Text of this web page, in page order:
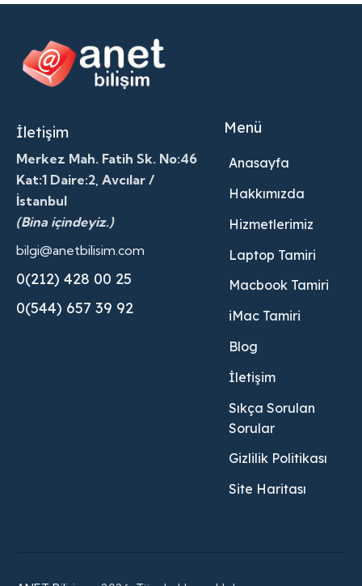
İletişim
Merkez Mah. Fatih Sk. No:46
Kat:1 Daire:2, Avcılar /
İstanbul
(Bina içindeyiz.)
bilgi@anetbilisim.com
0(212) 428 00 25
0(544) 657 39 92
Menü
Anasayfa
Hakkımızda
Hizmetlerimiz
Laptop Tamiri
Macbook Tamiri
iMac Tamiri
Blog
İletişim
Sıkça Sorulan
Sorular
Gizlilik Politikası
Site Haritası